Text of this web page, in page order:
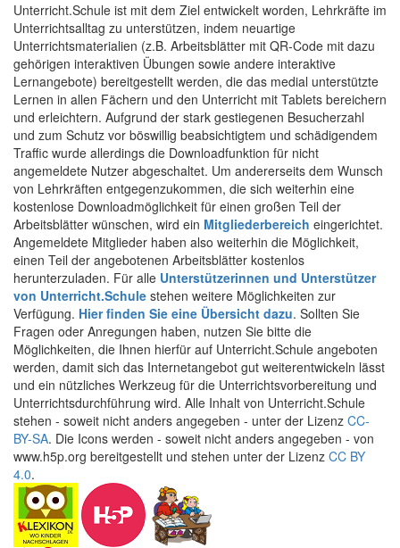
Unterricht.Schule ist mit dem Ziel entwickelt worden, Lehrkräfte im
Unterrichtsalltag zu unterstützen, indem neuartige
Unterrichtsmaterialien (z.B. Arbeitsblätter mit QR-Code mit dazu
gehörigen interaktiven Übungen sowie andere interaktive
Lernangebote) bereitgestellt werden, die das medial unterstützte
Lernen in allen Fächern und den Unterricht mit Tablets bereichern
und erleichtern. Aufgrund der stark gestiegenen Besucherzahl
und zum Schutz vor böswillig beabsichtigtem und schädigendem
Traffic wurde allerdings die Downloadfunktion für nicht
angemeldete Nutzer abgeschaltet. Um andererseits dem Wunsch
von Lehrkräften entgegenzukommen, die sich weiterhin eine
kostenlose Downloadmöglichkeit für einen großen Teil der
Arbeitsblätter wünschen, wird ein Mitgliederbereich eingerichtet.
Angemeldete Mitglieder haben also weiterhin die Möglichkeit,
einen Teil der angebotenen Arbeitsblätter kostenlos
herunterzuladen. Für alle Unterstützerinnen und Unterstützer
von Unterricht.Schule stehen weitere Möglichkeiten zur
Verfügung. Hier finden Sie eine Übersicht dazu. Sollten Sie
Fragen oder Anregungen haben, nutzen Sie bitte die
Möglichkeiten, die Ihnen hierfür auf Unterricht.Schule angeboten
werden, damit sich das Internetangebot gut weiterentwickeln lässt
und ein nützliches Werkzeug für die Unterrichtsvorbereitung und
Unterrichtsdurchführung wird. Alle Inhalt von Unterricht.Schule
stehen - soweit nicht anders angegeben - unter der Lizenz CC-
BY-SA. Die Icons werden - soweit nicht anders angegeben - von
www.h5p.org bereitgestellt und stehen unter der Lizenz CC BY
4.0.